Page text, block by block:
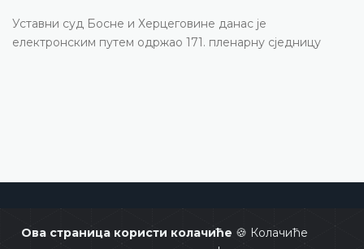
Ова страница користи колачиће 🍪 Колачиће
Уставни суд Босне и Херцеговине данас је
електронским путем одржао 171. пленарну сједницу